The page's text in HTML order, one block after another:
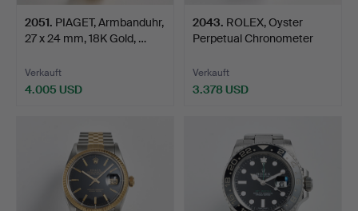
2051. PIAGET, Armbanduhr,
27 x 24 mm, 18K Gold, …
Verkauft
4.005 USD
2043. ROLEX, Oyster
Perpetual Chronometer
Verkauft
3.378 USD